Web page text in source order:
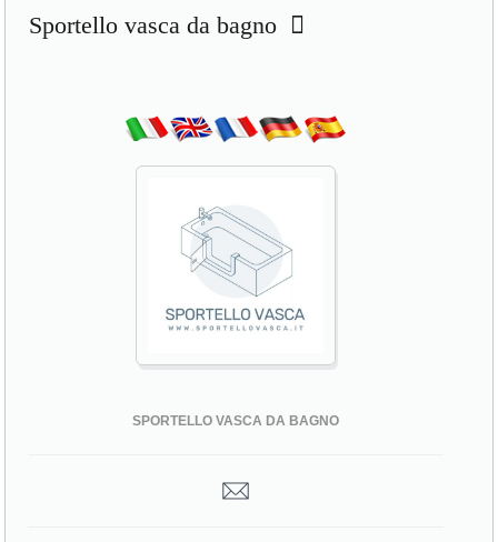
Sportello vasca da bagno
SPORTELLO VASCA DA BAGNO